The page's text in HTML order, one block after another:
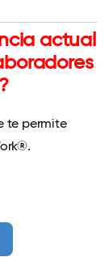
actual
te permite